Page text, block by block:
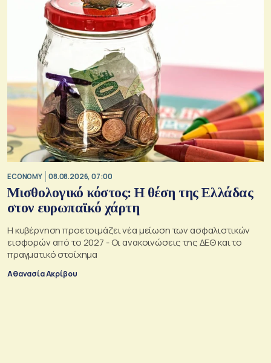
ECONOMY 08.08.2026, 07:00
Μισθολογικό κόστος: Η θέση της Ελλάδας
στον ευρωπαϊκό χάρτη
Η κυβέρνηση προετοιμάζει νέα μείωση των ασφαλιστικών
εισφορών από το 2027 - Οι ανακοινώσεις της ΔΕΘ και το
πραγματικό στοίχημα
Αθανασία Ακρίβου